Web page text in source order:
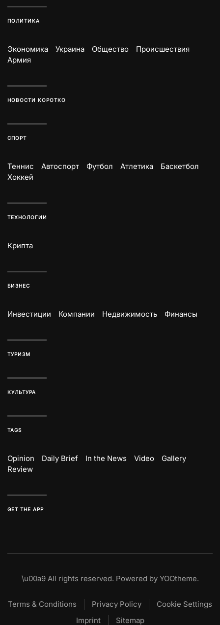
ПОЛИТИКА
Экономика Украина Общество
Происшествия
Армия
НОВОСТИ КОРОТКО
СПОРТ
Теннис Автоспорт Футбол Атлетика
Баскетбол
Хоккей
ТЕХНОЛОГИИ
Крипта
БИЗНЕС
Инвестиции Компании Недвижимость Финансы
ТУРИЗМ
КУЛЬТУРА
TAGS
Opinion Daily Brief In the News Video
Gallery
Review
GET THE APP
\u00a9 All rights reserved. Powered by YOOtheme.
Terms & Conditions Privacy Policy
Cookie Settings
Imprint
Sitemap